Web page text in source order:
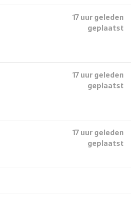
17 uur geleden
geplaatst
17 uur geleden
geplaatst
17 uur geleden
geplaatst